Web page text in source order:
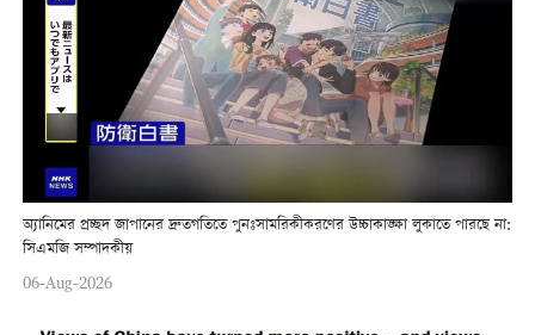
অ্যানিমের প্রচ্ছদ জাপানের দ্রুতগতিতে পুনঃসামরিকীকরণের উচ্চাকাঙ্ক্ষা লুকাতে পারছে না:
সিএমজি সম্পাদকীয়
06-Aug-2026